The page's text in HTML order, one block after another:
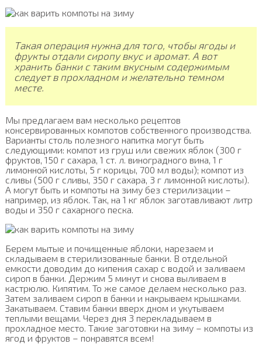
Такая операция нужна для того, чтобы ягоды и
фрукты отдали сиропу вкус и аромат. А вот
хранить банки с таким вкусным содержимым
следует в прохладном и желательно темном
месте.
Мы предлагаем вам несколько рецептов
консервированных компотов собственного производства.
Варианты столь полезного напитка могут быть
следующими: компот из груш или свежих яблок (300 г
фруктов, 150 г сахара, 1 ст. л. виноградного вина, 1 г
лимонной кислоты, 5 г корицы, 700 мл воды); компот из
сливы (500 г сливы, 350 г сахара, 3 г лимонной кислоты).
А могут быть и компоты на зиму без стерилизации –
например, из яблок. Так, на 1 кг яблок заготавливают литр
воды и 350 г сахарного песка.
Берем мытые и почищенные яблоки, нарезаем и
складываем в стерилизованные банки. В отдельной
емкости доводим до кипения сахар с водой и заливаем
сироп в банки. Держим 5 минут и снова выливаем в
кастрюлю. Кипятим. То же самое делаем несколько раз.
Затем заливаем сироп в банки и накрываем крышками.
Закатываем. Ставим банки вверх дном и укутываем
теплыми вещами. Через дня 3 перекладываем в
прохладное место. Такие заготовки на зиму – компоты из
ягод и фруктов – понравятся всем!